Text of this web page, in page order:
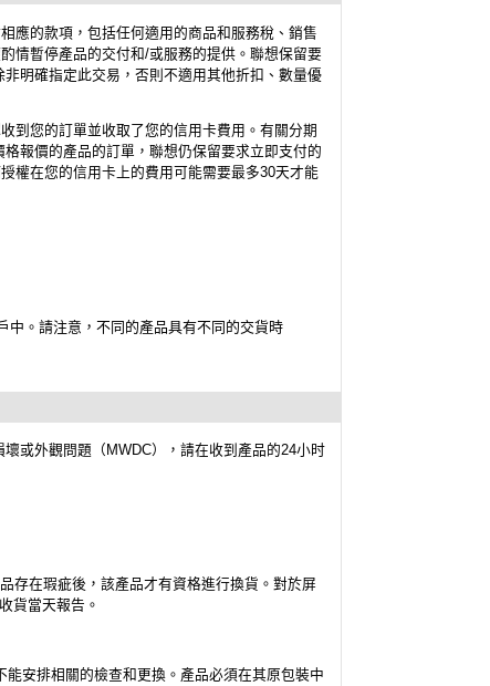
應的款項，包括任何適用的商品和服務稅、銷售
情暫停產品的交付和/或服務的提供。聯想保留要
明確指定此交易，否則不適用其他折扣、數量優
到您的訂單並收取了您的信用卡費用。有關分期
報價的產品的訂單，聯想仍保留要求立即支付的
權在您的信用卡上的費用可能需要最多30天才能
中。請注意，不同的產品具有不同的交貨時
或外觀問題（MWDC），請在收到產品的24小时
存在瑕疵後，該產品才有資格進行換貨。對於屏
貨當天報告。
安排相關的檢查和更換。產品必須在其原包裝中